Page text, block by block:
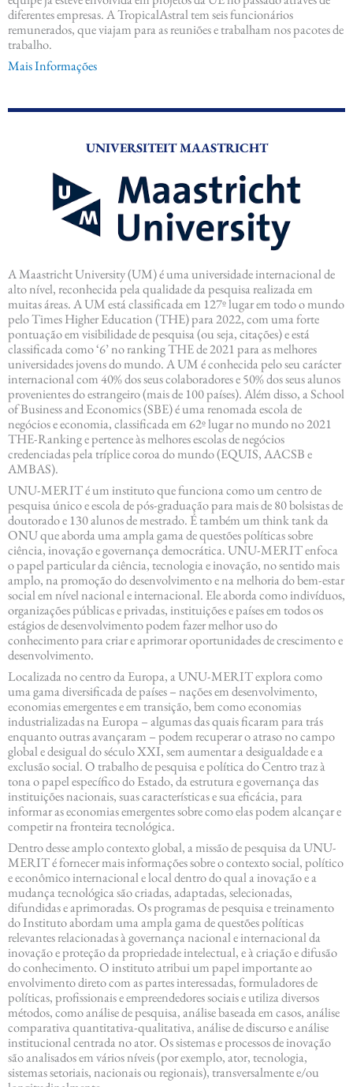
diferentes empresas. A TropicalAstral tem seis funcionários
remunerados, que viajam para as reuniões e trabalham nos pacotes de
trabalho.
Mais Informações
UNIVERSITEIT MAASTRICHT
A Maastricht University (UM) é uma universidade internacional de
alto nível, reconhecida pela qualidade da pesquisa realizada em
muitas áreas. A UM está classificada em 127º lugar em todo o mundo
pelo Times Higher Education (THE) para 2022, com uma forte
pontuação em visibilidade de pesquisa (ou seja, citações) e está
classificada como ‘6’ no ranking THE de 2021 para as melhores
universidades jovens do mundo. A UM é conhecida pelo seu carácter
internacional com 40% dos seus colaboradores e 50% dos seus alunos
provenientes do estrangeiro (mais de 100 países). Além disso, a School
of Business and Economics (SBE) é uma renomada escola de
negócios e economia, classificada em 62º lugar no mundo no 2021
THE-Ranking e pertence às melhores escolas de negócios
credenciadas pela tríplice coroa do mundo (EQUIS, AACSB e
AMBAS).
UNU-MERIT é um instituto que funciona como um centro de
pesquisa único e escola de pós-graduação para mais de 80 bolsistas de
doutorado e 130 alunos de mestrado. É também um think tank da
ONU que aborda uma ampla gama de questões políticas sobre
ciência, inovação e governança democrática. UNU-MERIT enfoca
o papel particular da ciência, tecnologia e inovação, no sentido mais
amplo, na promoção do desenvolvimento e na melhoria do bem-estar
social em nível nacional e internacional. Ele aborda como indivíduos,
organizações públicas e privadas, instituições e países em todos os
estágios de desenvolvimento podem fazer melhor uso do
conhecimento para criar e aprimorar oportunidades de crescimento e
desenvolvimento.
Localizada no centro da Europa, a UNU-MERIT explora como
uma gama diversificada de países – nações em desenvolvimento,
economias emergentes e em transição, bem como economias
industrializadas na Europa – algumas das quais ficaram para trás
enquanto outras avançaram – podem recuperar o atraso no campo
global e desigual do século XXI, sem aumentar a desigualdade e a
exclusão social. O trabalho de pesquisa e política do Centro traz à
tona o papel específico do Estado, da estrutura e governança das
instituições nacionais, suas características e sua eficácia, para
informar as economias emergentes sobre como elas podem alcançar e
competir na fronteira tecnológica.
Dentro desse amplo contexto global, a missão de pesquisa da UNU-
MERIT é fornecer mais informações sobre o contexto social, político
e econômico internacional e local dentro do qual a inovação e a
mudança tecnológica são criadas, adaptadas, selecionadas,
difundidas e aprimoradas. Os programas de pesquisa e treinamento
do Instituto abordam uma ampla gama de questões políticas
relevantes relacionadas à governança nacional e internacional da
inovação e proteção da propriedade intelectual, e à criação e difusão
do conhecimento. O instituto atribui um papel importante ao
envolvimento direto com as partes interessadas, formuladores de
políticas, profissionais e empreendedores sociais e utiliza diversos
métodos, como análise de pesquisa, análise baseada em casos, análise
comparativa quantitativa-qualitativa, análise de discurso e análise
institucional centrada no ator. Os sistemas e processos de inovação
são analisados ​​em vários níveis (por exemplo, ator, tecnologia,
sistemas setoriais, nacionais ou regionais), transversalmente e/ou